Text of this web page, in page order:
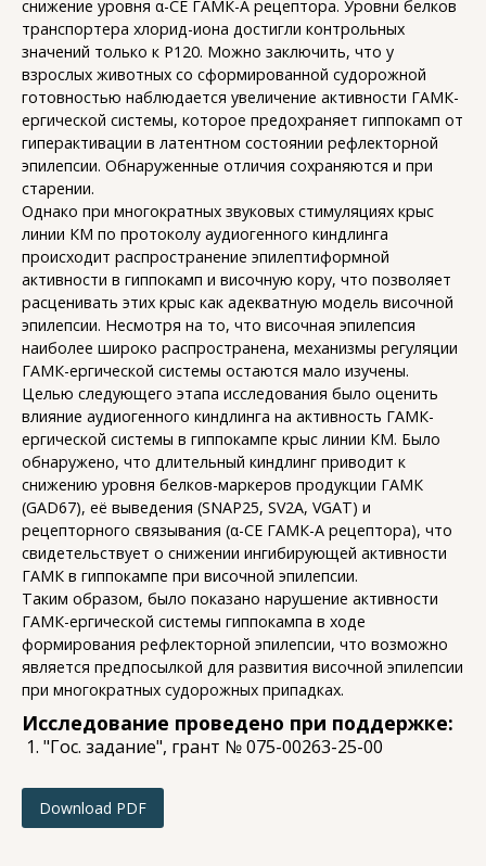
снижение уровня α-СЕ ГАМК-А рецептора. Уровни белков
транспортера хлорид-иона достигли контрольных
значений только к Р120. Можно заключить, что у
взрослых животных со сформированной судорожной
готовностью наблюдается увеличение активности ГАМК-
ергической системы, которое предохраняет гиппокамп от
гиперактивации в латентном состоянии рефлекторной
эпилепсии. Обнаруженные отличия сохраняются и при
старении.
Однако при многократных звуковых стимуляциях крыс
линии КМ по протоколу аудиогенного киндлинга
происходит распространение эпилептиформной
активности в гиппокамп и височную кору, что позволяет
расценивать этих крыс как адекватную модель височной
эпилепсии. Несмотря на то, что височная эпилепсия
наиболее широко распространена, механизмы регуляции
ГАМК-ергической системы остаются мало изучены.
Целью следующего этапа исследования было оценить
влияние аудиогенного киндлинга на активность ГАМК-
ергической системы в гиппокампе крыс линии КМ. Было
обнаружено, что длительный киндлинг приводит к
снижению уровня белков-маркеров продукции ГАМК
(GAD67), её выведения (SNAP25, SV2A, VGAT) и
рецепторного связывания (α-СЕ ГАМК-А рецептора), что
свидетельствует о снижении ингибирующей активности
ГАМК в гиппокампе при височной эпилепсии.
Таким образом, было показано нарушение активности
ГАМК-ергической системы гиппокампа в ходе
формирования рефлекторной эпилепсии, что возможно
является предпосылкой для развития височной эпилепсии
при многократных судорожных припадках.
Исследование проведено при поддержке:
"Гос. задание", грант № 075-00263-25-00
Download PDF